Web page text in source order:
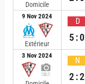
Domicile
9 Nov 2024
Extérieur
D
5:0
3 Nov 2024
N
2:2